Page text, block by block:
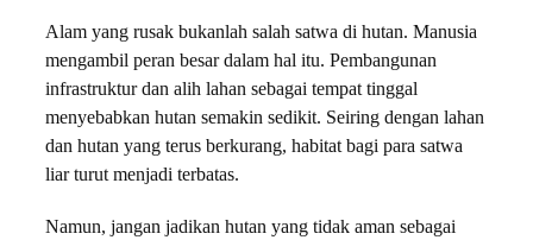
Alam yang rusak bukanlah salah satwa di hutan. Manusia
mengambil peran besar dalam hal itu. Pembangunan
infrastruktur dan alih lahan sebagai tempat tinggal
menyebabkan hutan semakin sedikit. Seiring dengan lahan
dan hutan yang terus berkurang, habitat bagi para satwa
liar turut menjadi terbatas.
Namun, jangan jadikan hutan yang tidak aman sebagai